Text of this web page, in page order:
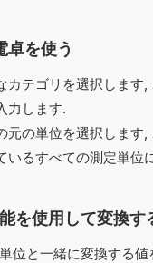
卓を使う
カテゴリを選択します,
力します.
元の単位を選択します,
いるすべての測定単位
を使用して変換す
位と一緒に変換する